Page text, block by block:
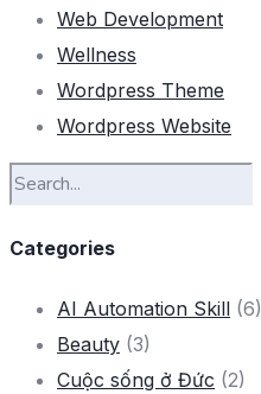
Web Development
Wellness
Wordpress Theme
Wordpress Website
Categories
AI Automation Skill (6)
Beauty (3)
Cuộc sống ở Đức (2)